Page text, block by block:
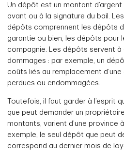
Un dépôt est un montant
avant ou à la signature du bail.
dépôts comprennent les dépôts
garantie ou bien, les dépôts pour
compagnie. Les dépôts servent à
dommages : par exemple, un
coûts liés au remplacement
perdues ou endommagées.
Toutefois, il faut garder à l’esprit
que peut demander un
montants, varient d’une province
exemple, le seul dépôt que peut
correspond au dernier mois de